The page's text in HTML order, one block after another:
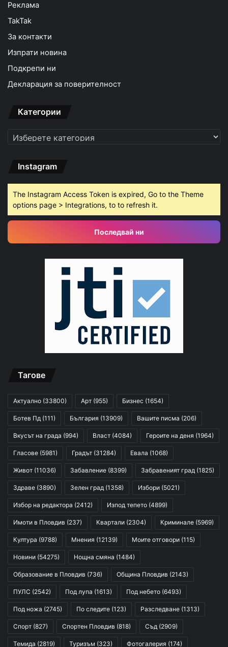
Реклама
TakTak
За контакти
Изпрати новина
Подкрепи ни
Декларация за поверителност
Категории
Категории
Instagram
The Instagram Access Token is expired, Go to the Theme
options page > Integrations, to to refresh it.
Последвай ни
Тагове
Актуално (33800) Арт (955) Бизнес (1654)
Ботев Пд (111) България (13909) Вашите писма (206)
Вкусът на града (994) Власт (4084) Героите на деня (1964)
Гласове (5981) Градът (31284) Евала (1068)
Живот (11036) Забавление (8399) Забравеният град (1825)
Здраве (3890) Зелен град (1358) Избори (5021)
Избор на редактора (2412) Изпод тепето (4899)
Имоти в Пловдив (237) Квартали (2304) Криминале (5969)
Култура (9788) Мнения (12139) Моите отговори (115)
Новини (54275) Нощна смяна (1484)
Образование в Пловдив (736) Община Пловдив (2143)
ПУЛС (2542) Под лупа (1613) Под небето (6493)
Под ножа (2745) По следите (123) Разследване (1313)
Спорт (827) Спортен Пловдив (818) Съд (2909)
Темида (2819) Туризъм (323) Фотогалерия (174)